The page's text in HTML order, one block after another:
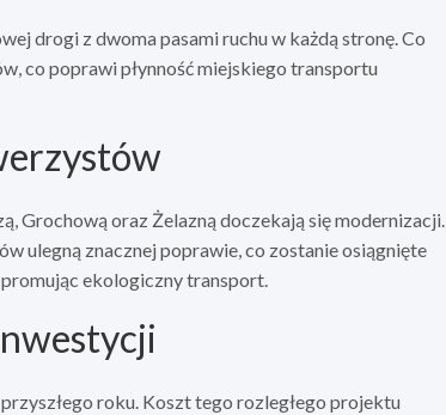
drogi z dwoma pasami ruchu w każdą stronę. Co
co poprawi płynność miejskiego transportu
Grochową oraz Żelazną doczekają się modernizacji.
ulegną znacznej poprawie, co zostanie osiągnięte
ekologiczny transport.
roku. Koszt tego rozległego projektu